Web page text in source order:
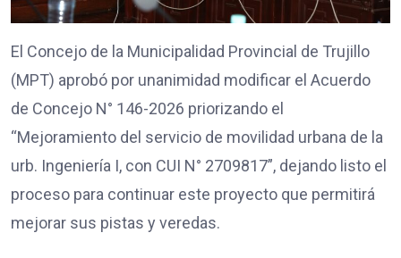
El Concejo de la Municipalidad Provincial de Trujillo
(MPT) aprobó por unanimidad modificar el Acuerdo
de Concejo N° 146-2026 priorizando el
“Mejoramiento del servicio de movilidad urbana de la
urb. Ingeniería I, con CUI N° 2709817”, dejando listo el
proceso para continuar este proyecto que permitirá
mejorar sus pistas y veredas.